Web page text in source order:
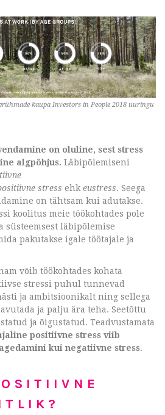
kaupa Investors in People 2018 uuringu
on oluline, sest stress
algpõhjus. Läbipõlemiseni
stress ehk eustress. Seega
on tähtsam kui adutakse.
koolitus meie töökohtades pole
süsteemsest läbipõlemise
pakutakse igale töötajale ja
võib töökohtades kohata
stressi puhul tunnevad
ja ambitsioonikalt ning sellega
ja palju ära teha. Seetõttu
ja õigustatud. Teadvustamata
positiivne stress viib
kui negatiivne stress.